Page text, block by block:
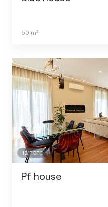
50 m²
13FOTO
Pf house